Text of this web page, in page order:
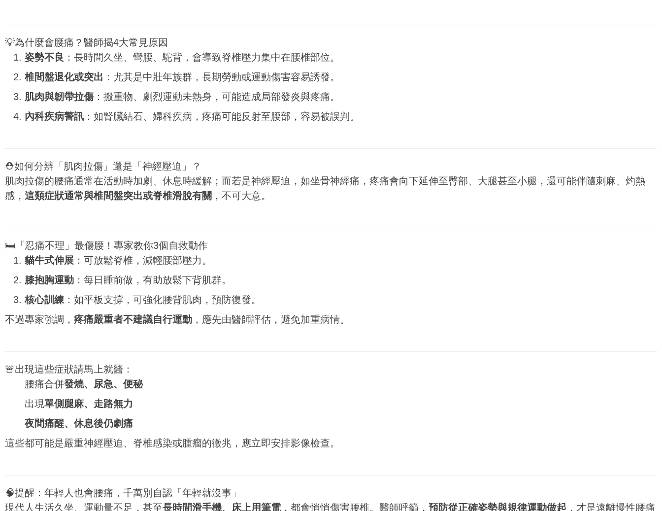
💡為什麼會腰痛？醫師揭4大常見原因
姿勢不良 ：長時間久坐、彎腰、駝背，會導致脊椎壓力集中在腰椎部位。
椎間盤退化或突出 ：尤其是中壯年族群，長期勞動或運動傷害容易誘發。
肌肉與韌帶拉傷：搬重物、劇烈運動未熱身，可能造成局部發炎與疼痛。
內科疾病警訊 ：如腎臟結石、婦科疾病，疼痛可能反射至腰部，容易被誤判。
⛑️如何分辨「肌肉拉傷」還是「神經壓迫」？
肌肉拉傷的腰痛通常在活動時加劇、休息時緩解；而若是神經壓迫，如坐骨神經痛，疼痛會向下延伸至臀部、大腿甚至小腿，還可能伴隨刺麻、灼熱
感， 這類症狀通常與椎間盤突出或脊椎滑脫有關 ，不可大意。
🛏️「忍痛不理」最傷腰！專家教你3個自救動作
貓牛式伸展 ：可放鬆脊椎，減輕腰部壓力。
膝抱胸運動 ：每日睡前做，有助放鬆下背肌群。
核心訓練 ：如平板支撐，可強化腰背肌肉，預防復發。
不過專家強調， 疼痛嚴重者不建議自行運動 ，應先由醫師評估，避免加重病情。
🚨出現這些症狀請馬上就醫：
腰痛合併發燒、尿急、便秘
出現單側腿麻、走路無力
夜間痛醒、休息後仍劇痛
這些都可能是嚴重神經壓迫、脊椎感染或腫瘤的徵兆，應立即安排影像檢查。
🧠提醒：年輕人也會腰痛，千萬別自認「年輕就沒事」
現代人生活久坐、運動量不足，甚至長時間滑手機、床上用筆電，都會悄悄傷害腰椎。醫師呼籲， 預防從正確姿勢與規律運動做起 ，才是遠離慢性腰痛